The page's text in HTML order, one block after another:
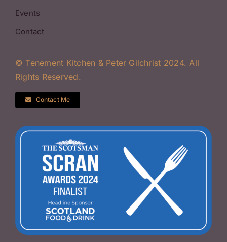
Events
Contact
© Tenement Kitchen & Peter Gilchrist 2024. All
Rights Reserved.
Contact Me